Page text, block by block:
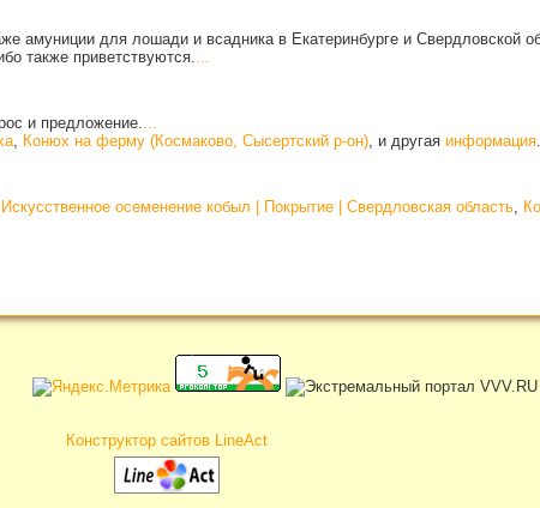
амуниции для лошади и всадника в Екатеринбурге и Свердловской
также приветствуются.
и предложение.
Конюх на ферму (Космаково, Сысертский р-он) , и другая информация
Искусственное осеменение кобыл | Покрытие | Свердловская область
Конструктор сайтов LineAct